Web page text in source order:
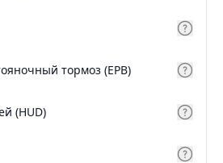
тормоз (EPB)
(HUD)